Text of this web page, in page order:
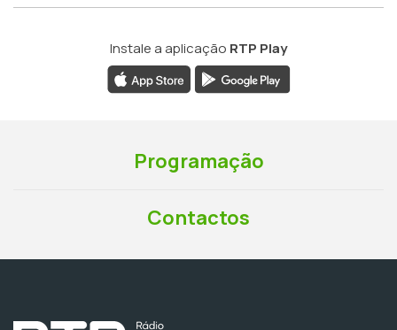
Instale a aplicação RTP Play
Programação
Contactos